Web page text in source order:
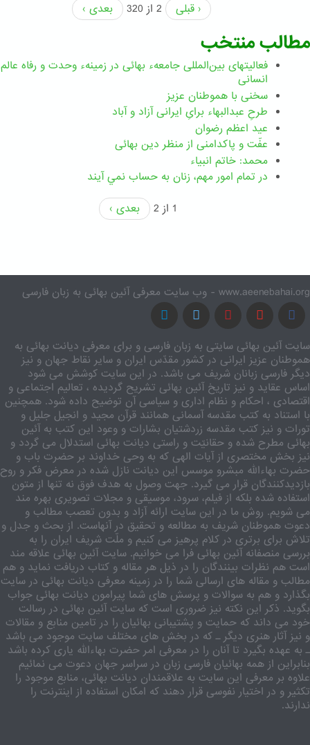
‹ قبلی
2 از 320 بعدی ›
مطالب منتخب
فعالیتهای بین‌المللی جامعهء بهائی در زمینهء وحدت و رفاه عالم
انسانی
سخنی با هموطنان عزیز
طرحِ عبدالبهاء برایِ ایرانی آزاد و آباد
عید اعظم رضوان
عفّت و پاکدامنی از منظر دین بهائی
محمد: خاتم انبیاء
در تمام امور مهم،‌ زنان به حساب نمي آيند
1 از 2
بعدی ›
www.aeenebahai.org - وب سایت معرفی آئین بهائی به زبان فارسی
سایت آئین بهائی سایتی به زبان فارسی و برای معرفی دیانت بهائی به
هموطنان عزیز ایرانی در کشور مقدّس ایران و سایر نقاط جهان و نیز
دیگر فارسی زبانان شریف می باشد. در این سایت کوشش می شود
اساس عقاید و نیز تاریخ آئین بهائی تشریح گردیده ، تعالیم اجتماعی و
اقتصادی ، احکام و نظام اداری و سیاسی آن توضیح داده شود. همچنین
با استناد به کتب مقدسه آسمانی همانند قرآن مجید و انجیل جلیل و
تورات و نیز کتب مقدسه زردشتیان بشارات و وعود این کتب به آئین
بهائی مطرح شده و حقانیّت و راستی دیانت بهائی استدلال می گردد و
نیز بخش مختصری از آیات الهی که به وحی خداوند بر حضرت باب و
حضرت بهاءالله مبشرو موسس این دیانت نازل شده در معرض فکر و روح
بازدیدکنندگان قرار می گیرد. جهت وصول به هدف فوق نه تنها از متون
استفاده شده بلکه از فیلم، سرود، موسیقی و مجلات تصویری بهره مند
می شویم. روش ما در این سایت ارائه آزاد و بدون تعصب مطالب و
دعوت هموطنان شریف به مطالعه و تحقیق در آنهاست. از بحث و جدل و
تلاش برای برتری در کلام پرهیز می کنیم و ملّت شریف ایران را به
بررسی منصفانه آئین بهائی فرا می خوانیم. سایت آئین بهائی علاقه مند
است هم نظرات بینندگان را در ذیل هر مقاله و کتاب دریافت نماید و هم
مطالب و مقاله های ارسالی شما را در زمینه معرفی دیانت بهائی در سایت
بگذارد و هم به سوالات و پرسش های شما پیرامون دیانت بهائی جواب
بگوید. ذکر این نکته نیز ضروری است که سایت آئین بهائی در رسالت
خود می داند که حمایت و پشتیبانی بهائیان را در تامین منابع و مقالات
و نیز آثار هنری دیگر ـ که در بخش های مختلف سایت موجود می باشد
ـ به عهده بگیرد تا آنان را در معرفی امر حضرت بهاءالله یاری کرده باشد
بنابراین از همه بهائیان فارسی زبان در سراسر جهان دعوت می نمائیم
علاوه بر معرفی این سایت به علاقمندان دیانت بهائی، منابع موجود را
تکثیر و در اختیار نفوسی قرار دهند که امکان استفاده از اینترنت را
ندارند.